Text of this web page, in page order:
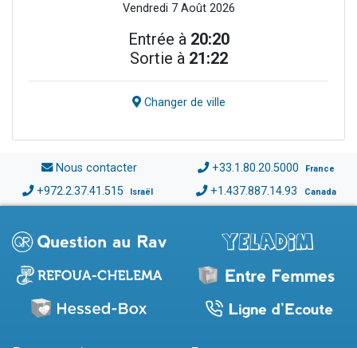
Vendredi 7 Août 2026
Entrée à 20:20
Sortie à 21:22
Changer de ville
Nous contacter +33.1.80.20.5000 France
+972.2.37.41.515 Israël +1.437.887.14.93 Canada